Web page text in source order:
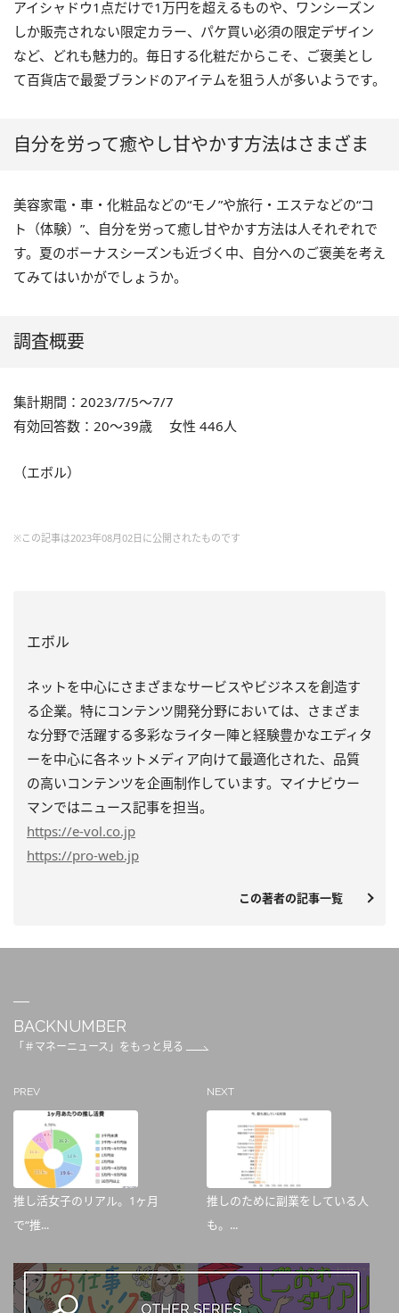
アイシャドウ1点だけで1万円を超えるものや、ワンシーズン
しか販売されない限定カラー、パケ買い必須の限定デザイン
など、どれも魅力的。毎日する化粧だからこそ、ご褒美とし
て百貨店で最愛ブランドのアイテムを狙う人が多いようです。
自分を労って癒やし甘やかす方法はさまざま
美容家電・車・化粧品などの“モノ”や旅行・エステなどの“コ
ト（体験）”、自分を労って癒し甘やかす方法は人それぞれで
す。夏のボーナスシーズンも近づく中、自分へのご褒美を考え
てみてはいかがでしょうか。
調査概要
集計期間：2023/7/5～7/7
有効回答数：20〜39歳 女性 446人
（エボル）
※この記事は2023年08月02日に公開されたものです
エボル
ネットを中心にさまざまなサービスやビジネスを創造す
る企業。特にコンテンツ開発分野においては、さまざま
な分野で活躍する多彩なライター陣と経験豊かなエディタ
ーを中心に各ネットメディア向けて最適化された、品質
の高いコンテンツを企画制作しています。マイナビウー
マンではニュース記事を担当。
https://e-vol.co.jp
https://pro-web.jp
この著者の記事一覧
BACKNUMBER
「＃マネーニュース」をもっと見る
PREV
推し活女子のリアル。1ヶ月
で“推...
NEXT
推しのために副業をしている人
も。...